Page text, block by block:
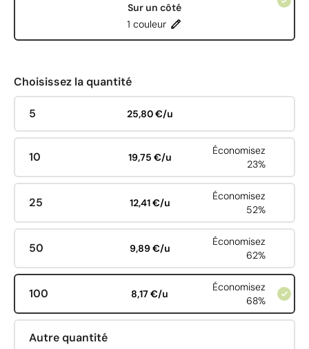
Sur un côté
1 couleur
Choisissez la quantité
5 25,80 €/u
10 19,75 €/u
Économisez
23%
25 12,41 €/u
Économisez
52%
50 9,89 €/u
Économisez
62%
100 8,17 €/u
Économisez
68%
Autre quantité